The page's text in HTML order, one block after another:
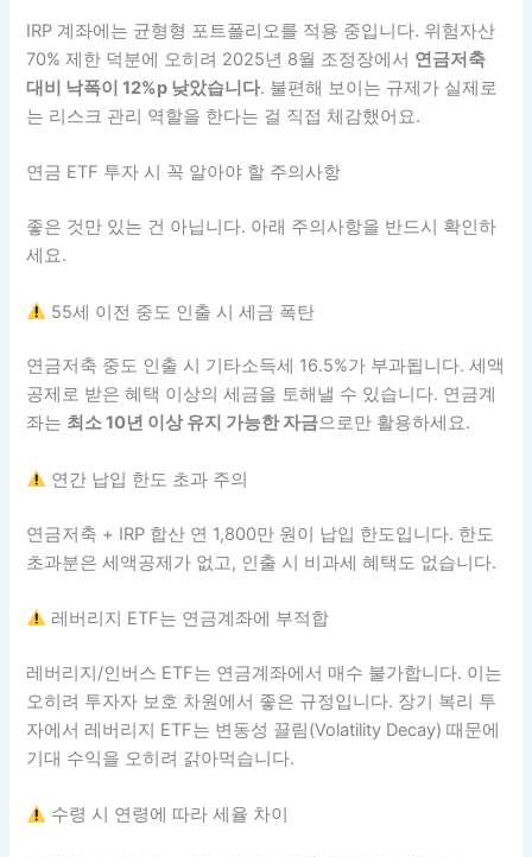
IRP 계좌에는 균형형 포트폴리오를 적용 중입니다. 위험자산
70% 제한 덕분에 오히려 2025년 8월 조정장에서 연금저축
대비 낙폭이 12%p 낮았습니다. 불편해 보이는 규제가 실제로
는 리스크 관리 역할을 한다는 걸 직접 체감했어요.
연금 ETF 투자 시 꼭 알아야 할 주의사항
좋은 것만 있는 건 아닙니다. 아래 주의사항을 반드시 확인하
세요.
55세 이전 중도 인출 시 세금 폭탄
연금저축 중도 인출 시 기타소득세 16.5%가 부과됩니다. 세액
공제로 받은 혜택 이상의 세금을 토해낼 수 있습니다. 연금계
좌는 최소 10년 이상 유지 가능한 자금으로만 활용하세요.
연간 납입 한도 초과 주의
연금저축 + IRP 합산 연 1,800만 원이 납입 한도입니다. 한도
초과분은 세액공제가 없고, 인출 시 비과세 혜택도 없습니다.
레버리지 ETF는 연금계좌에 부적합
레버리지/인버스 ETF는 연금계좌에서 매수 불가합니다. 이는
오히려 투자자 보호 차원에서 좋은 규정입니다. 장기 복리 투
자에서 레버리지 ETF는 변동성 끌림(Volatility Decay) 때문에
기대 수익을 오히려 갉아먹습니다.
수령 시 연령에 따라 세율 차이